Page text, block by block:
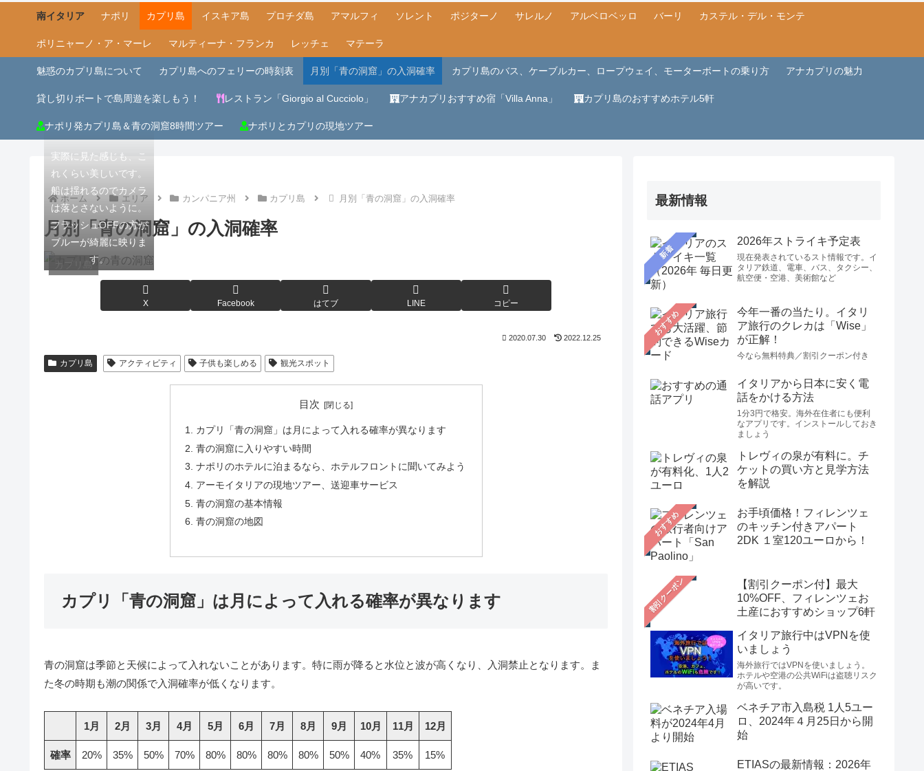
南イタリア ナポリ カプリ島 イスキア島 プロチダ島 アマルフィ ソレント ポジターノ サレルノ アルベロベッロ バーリ カステル・デル・モンテ
ポリニャーノ・ア・マーレ マルティーナ・フランカ レッチェ マテーラ
魅惑のカプリ島について カプリ島へのフェリーの時刻表 月別「青の洞窟」の入洞確率 カプリ島のバス、ケーブルカー、ロープウェイ、モーターボートの乗り方 アナカプリの魅力
貸し切りボートで島周遊を楽しもう！ レストラン「Giorgio al Cucciolo」 アナカプリおすすめ宿「Villa Anna」 カプリ島のおすすめホテル5軒
ナポリ発カプリ島＆青の洞窟8時間ツアー ナポリとカプリの現地ツアー
ホーム エリア カンパニア州 カプリ島 月別「青の洞窟」の入洞確率
月別「青の洞窟」の入洞確率
カプリ島
実際に見た感じも、こ
れくらい美しいです。
船は揺れるのでカメラ
は落とさないように。
フラッシュOFFの方が
ブルーが綺麗に映りま
す。
X Facebook はてブ LINE コピー
2020.07.30 2022.12.25
カプリ島 アクティビティ 子供も楽しめる 観光スポット
目次
カプリ「青の洞窟」は月によって入れる確率が異なります
青の洞窟に入りやすい時間
ナポリのホテルに泊まるなら、ホテルフロントに聞いてみよう
アーモイタリアの現地ツアー、送迎車サービス
青の洞窟の基本情報
青の洞窟の地図
カプリ「青の洞窟」は月によって入れる確率が異なります
青の洞窟は季節と天候によって入れないことがあります。特に雨が降ると水位と波が高くなり、入洞禁止となります。ま
た冬の時期も潮の関係で入洞確率が低くなります。
1月 2月 3月 4月 5月 6月 7月 8月 9月 10月 11月 12月
確率 20% 35% 50% 70% 80% 80% 80% 80% 50% 40% 35% 15%
最新情報
新着
2026年ストライキ予定表
現在発表されているスト情報です。イ
タリア鉄道、電車、バス、タクシー、
航空便・空港、美術館など
おすすめ
今年一番の当たり。イタリ
ア旅行のクレカは「Wise」
が正解！
今なら無料特典／割引クーポン付き
イタリアから日本に安く電
話をかける方法
1分3円で格安。海外在住者にも便利
なアプリです。インストールしておき
ましょう
トレヴィの泉が有料に。チ
ケットの買い方と見学方法
を解説
おすすめ
お手頃価格！フィレンツェ
のキッチン付きアパート
2DK １室120ユーロから！
【割引クーポン付】最大
10%OFF、フィレンツェお
土産におすすめショップ6軒
イタリア旅行中はVPNを使
いましょう
海外旅行ではVPNを使いましょう。
ホテルや空港の公共WiFiは盗聴リスク
が高いです。
ベネチア市入島税 1人5ユー
ロ、2024年４月25日から開
始
ETIASの最新情報：2026年